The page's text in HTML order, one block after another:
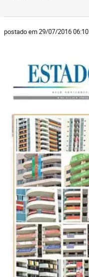
postado em 29/07/2016 06:10